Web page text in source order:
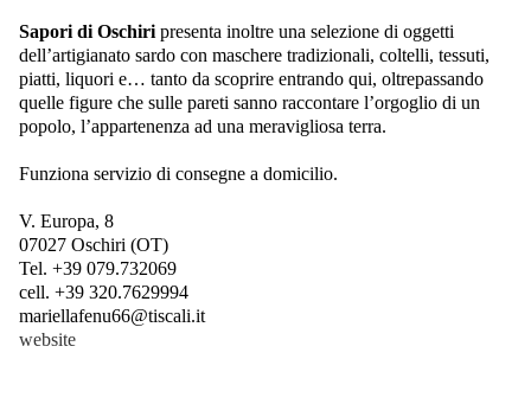
Sapori di Oschiri presenta inoltre una selezione di oggetti
dell’artigianato sardo con maschere tradizionali, coltelli, tessuti,
piatti, liquori e… tanto da scoprire entrando qui, oltrepassando
quelle figure che sulle pareti sanno raccontare l’orgoglio di un
popolo, l’appartenenza ad una meravigliosa terra.
Funziona servizio di consegne a domicilio.
V. Europa, 8
07027 Oschiri (OT)
Tel. +39 079.732069
cell. +39 320.7629994
mariellafenu66@tiscali.it
website